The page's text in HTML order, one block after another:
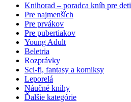
Knihorad – poradca kníh pre deti
Pre najmenších
Pre prvákov
Pre pubertiakov
Young Adult
Beletria
Rozprávky
Sci-fi, fantasy a komiksy
Leporelá
Náučné knihy
Ďalšie kategórie